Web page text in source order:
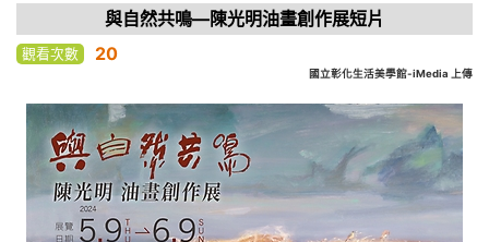
與自然共鳴—陳光明油畫創作展短片
觀看次數 20
國立彰化生活美學館-iMedia 上傳